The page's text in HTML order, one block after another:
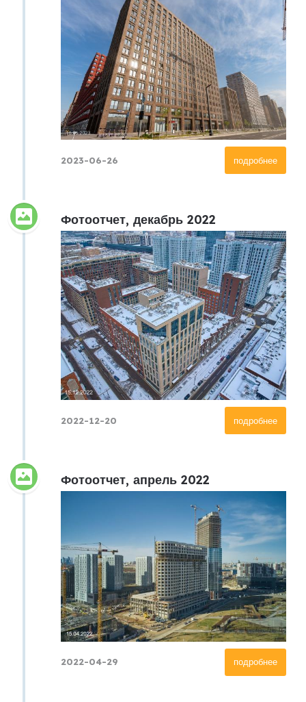
подробнее
2023-06-26
Фотоотчет, декабрь 2022
подробнее
2022-12-20
Фотоотчет, апрель 2022
подробнее
2022-04-29